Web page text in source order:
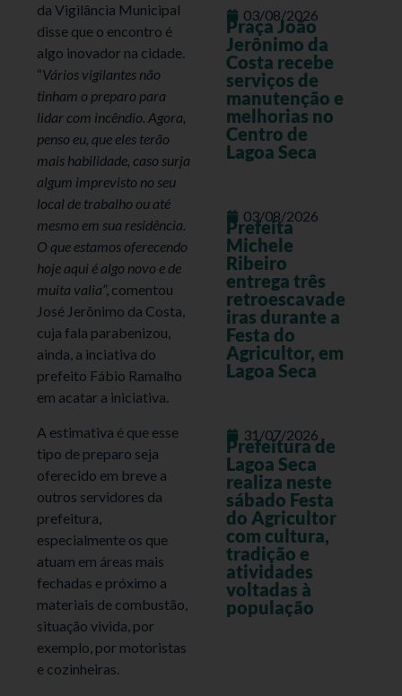
da Vigilância Municipal
disse que o encontro é
algo inovador na cidade.
“Vários vigilantes não
tinham o preparo para
lidar com incêndio. Agora,
penso eu, que eles terão
mais habilidade, caso surja
algum imprevisto no seu
local de trabalho ou até
mesmo em sua residência.
O que estamos oferecendo
hoje aqui é algo novo e de
muita valia”, comentou
José Jerônimo da Costa,
cuja fala parabenizou,
ainda, a inciativa do
prefeito Fábio Ramalho
em acatar a iniciativa.
A estimativa é que esse
tipo de preparo seja
oferecido em breve a
outros servidores da
prefeitura,
especialmente os que
atuam em áreas mais
fechadas e próximo a
materiais de combustão,
situação vivida, por
exemplo, por motoristas
e cozinheiras.
03/08/2026
Praça João
Jerônimo da
Costa recebe
serviços de
manutenção e
melhorias no
Centro de
Lagoa Seca
03/08/2026
Prefeita
Michele
Ribeiro
entrega três
retroescavade
iras durante a
Festa do
Agricultor, em
Lagoa Seca
31/07/2026
Prefeitura de
Lagoa Seca
realiza neste
sábado Festa
do Agricultor
com cultura,
tradição e
atividades
voltadas à
população